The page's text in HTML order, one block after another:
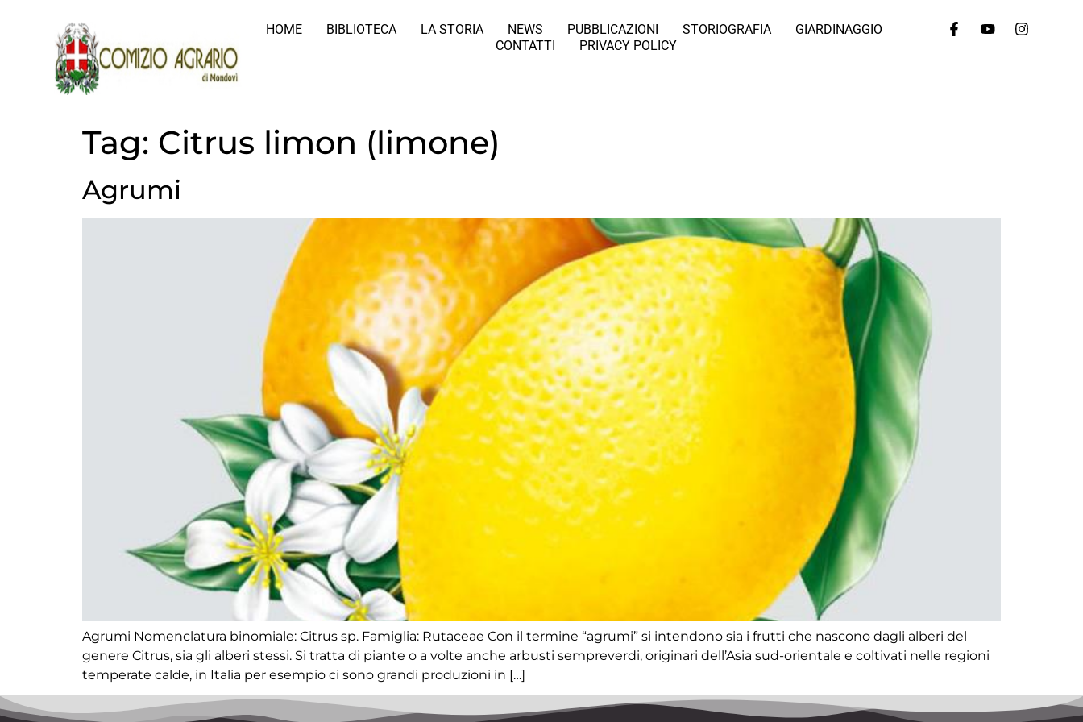
HOME BIBLIOTECA LA STORIA NEWS PUBBLICAZIONI STORIOGRAFIA
GIARDINAGGIO
CONTATTI
PRIVACY POLICY
Tag: Citrus limon (limone)
Agrumi
Agrumi Nomenclatura binomiale: Citrus sp. Famiglia: Rutaceae Con il termine “agrumi” si intendono sia i frutti che nascono dagli alberi del
genere Citrus, sia gli alberi stessi. Si tratta di piante o a volte anche arbusti sempreverdi, originari dell’Asia sud-orientale e coltivati nelle regioni
temperate calde, in Italia per esempio ci sono grandi produzioni in […]